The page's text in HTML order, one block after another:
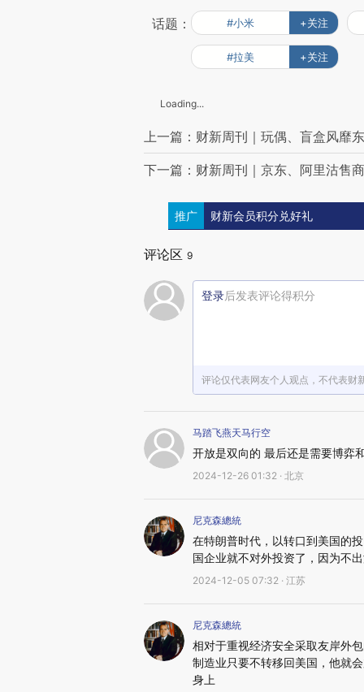
话题： #小米 +关注
#拉美 +关注
Loading...
上一篇：财新周刊｜玩偶、盲盒风靡
下一篇：财新周刊｜京东、阿里沽售
推广 财新会员积分兑好礼
评论区 9
登录后发表评论得积分
评论仅代表网友个人观点，不代表财
马踏飞燕天马行空
开放是双向的 最后还是需要博弈
2024-12-26 01:32 · 北京
尼克森總統
在特朗普时代，以转口到美国的
国企业就不对外投资了，因为不
2024-12-05 07:32 · 江苏
尼克森總統
相对于重视经济安全采取友岸外
制造业只要不转移回美国，他就
身上